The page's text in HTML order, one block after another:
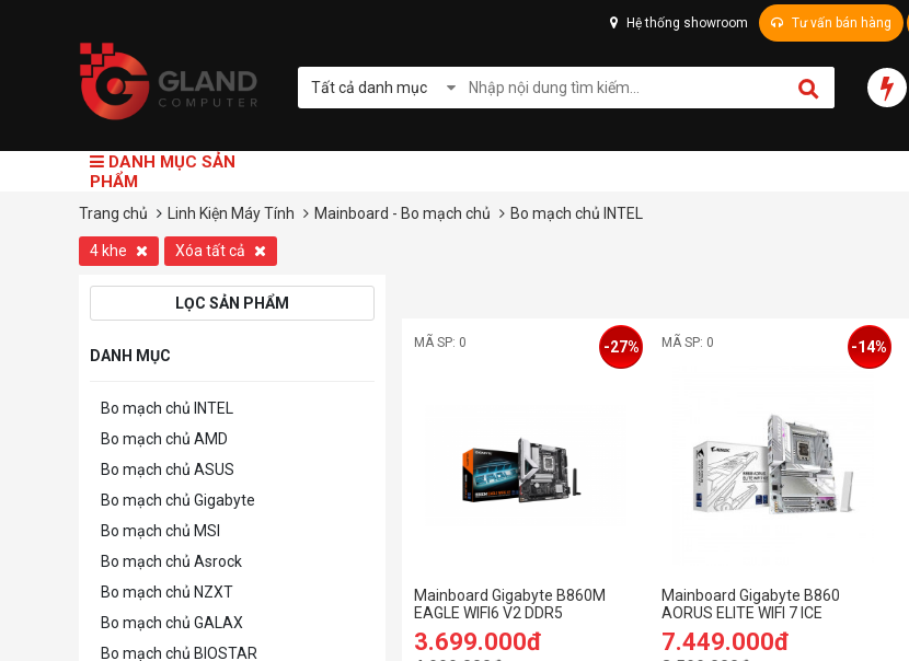
Hệ thống showroom Tư vấn bán hàng
Tất cả danh mục
DANH MỤC SẢN
PHẨM
Trang chủ Linh Kiện Máy Tính Mainboard - Bo mạch chủ Bo mạch chủ INTEL
4 khe Xóa tất cả
LỌC SẢN PHẨM
DANH MỤC
Bo mạch chủ INTEL
Bo mạch chủ AMD
Bo mạch chủ ASUS
Bo mạch chủ Gigabyte
Bo mạch chủ MSI
Bo mạch chủ Asrock
Bo mạch chủ NZXT
Bo mạch chủ GALAX
Bo mạch chủ BIOSTAR
MÃ SP: 0
Mainboard Gigabyte B860M
EAGLE WIFI6 V2 DDR5
3.699.000đ
-27% MÃ SP: 0
Mainboard Gigabyte B860
AORUS ELITE WIFI 7 ICE
7.449.000đ
-14%